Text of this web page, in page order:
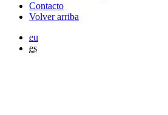
Contacto
Volver arriba
eu
es